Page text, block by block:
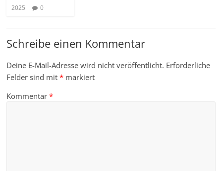
2025
0
Schreibe einen Kommentar
Deine E-Mail-Adresse wird nicht veröffentlicht. Erforderliche
Felder sind mit* markiert
Kommentar*